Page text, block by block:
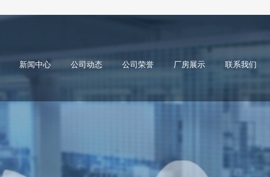
新闻中心 公司动态 公司荣誉 厂房展示 联系我们